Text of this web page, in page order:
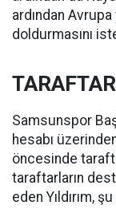
ardından
doldurmasını
Samsunspor
hesabı
öncesinde
taraftarların
eden Yıldırım,